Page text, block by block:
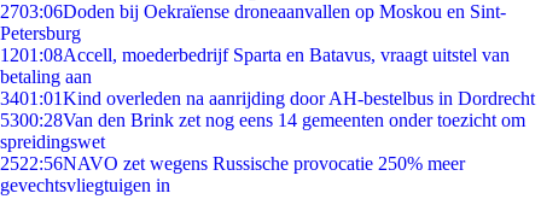
2703:06Doden bij Oekraïense droneaanvallen op Moskou en Sint-
Petersburg
1201:08Accell, moederbedrijf Sparta en Batavus, vraagt uitstel van
betaling aan
3401:01Kind overleden na aanrijding door AH-bestelbus in Dordrecht
5300:28Van den Brink zet nog eens 14 gemeenten onder toezicht om
spreidingswet
2522:56NAVO zet wegens Russische provocatie 250% meer
gevechtsvliegtuigen in